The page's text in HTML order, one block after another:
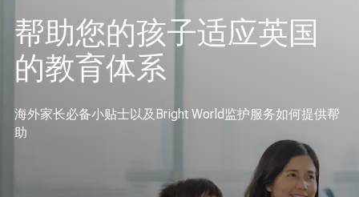
帮助您的孩子适应英国
的教育体系
海外家长必备小贴士以及Bright World监护服务如何提供帮
助